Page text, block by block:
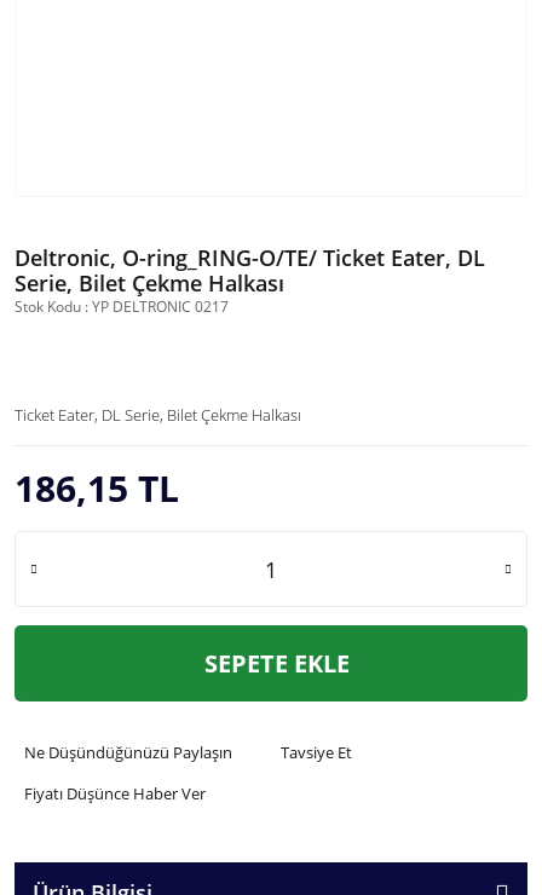
Deltronic, O-ring_RING-O/TE/ Ticket Eater, DL
Serie, Bilet Çekme Halkası
Stok Kodu : YP DELTRONIC 0217
Ticket Eater, DL Serie, Bilet Çekme Halkası
186,15 TL
SEPETE EKLE
Ne Düşündüğünüzü Paylaşın
Tavsiye Et
Fiyatı Düşünce Haber Ver